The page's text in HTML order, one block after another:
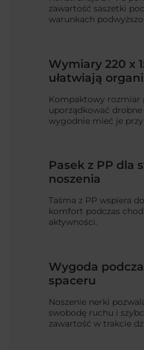
zawartość saszetki
warunkach
Wymiary 220 x
ułatwiają
Kompaktowy rozmiar
uporządkować
wygodnie mieć je przy
Pasek z PP dla
noszenia
Taśma z PP wspiera
komfort podczas
aktywności.
Wygoda
spaceru
Noszenie nerki
swobodę ruchu i
zawartość w trakcie